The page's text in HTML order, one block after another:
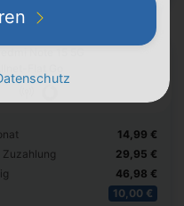
Flat Go
Zuzahlung
14,99 €
29,95 €
46,98 €
10,00 €